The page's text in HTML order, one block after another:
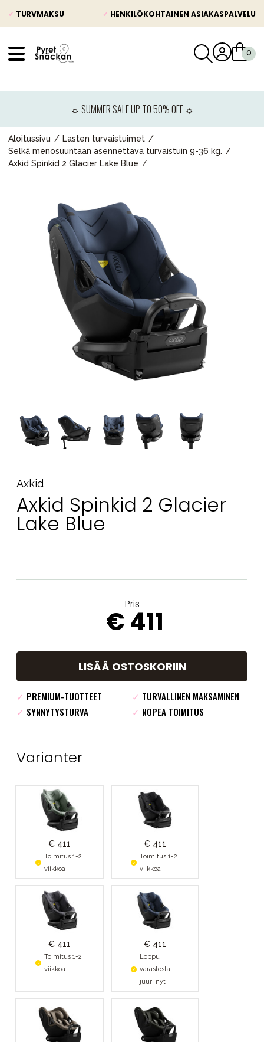
✓ TURVMAKSU ✓ HENKILÖKOHTAINEN ASIAKASPALVELU
☼ SUMMER SALE UP TO 50% OFF ☼
Aloitussivu
Lasten turvaistuimet
Selkä menosuuntaan asennettava turvaistuin 9-36 kg.
Axkid Spinkid 2 Glacier Lake Blue
Axkid
Axkid Spinkid 2 Glacier
Lake Blue
Pris
€ 411
LISÄÄ OSTOSKORIIN
✓ PREMIUM-TUOTTEET ✓ TURVALLINEN MAKSAMINEN
✓ SYNNYTYSTURVA ✓ NOPEA TOIMITUS
Varianter
€ 411
Toimitus 1-2
viikkoa
€ 411
Toimitus 1-2
viikkoa
€ 411
Toimitus 1-2
viikkoa
€ 411
Loppu
varastosta
juuri nyt
Lastenvaunut
Lasten turvaistuimet
Vauvan paketti
Lelut ja pelit
Äiti & Isä
Huonekalut & vuodevaatteet
Tarvikkeet
Varaosat
Kampanjat
Lahjavinkkejä
Suosikit
Tavaramerkit
Aurinko ja uinti Outlet
Opas